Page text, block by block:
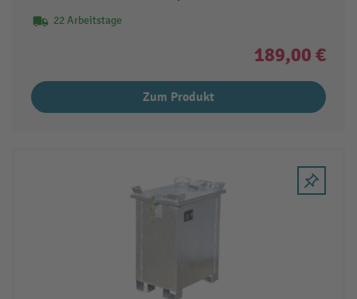
22 Arbeitstage
189,00 €
Zum Produkt